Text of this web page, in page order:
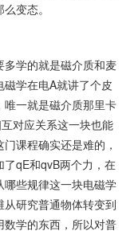
变态。
学的就是磁介质和麦
学在电A就讲了个皮
一就是磁介质那里卡
对应关系这一块也能
课程确实还是难的，
qE和qvB两个力，在
些规律这一块电磁学
研究普通物体转变到
学的东西，所以对普